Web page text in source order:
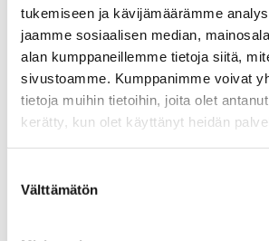
tukemiseen ja kävijämäärämme
jaamme sosiaalisen median,
alan kumppaneillemme tietoja siitä,
sivustoamme. Kumppanimme voivat
tietoja muihin tietoihin, joita olet
kerätty, kun olet käyttänyt heidän
valinta
Välttämätön
varusteet
Kaide- ja
Muut